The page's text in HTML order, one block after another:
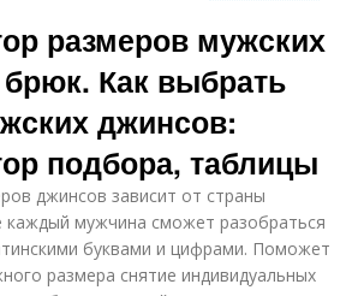
росту Мужской рост
размеров мужских
Как выбрать
джинсов:
подбора, таблицы
джинсов зависит от страны
каждый мужчина сможет разобраться
буквами и цифрами. Поможет
размера снятие индивидуальных